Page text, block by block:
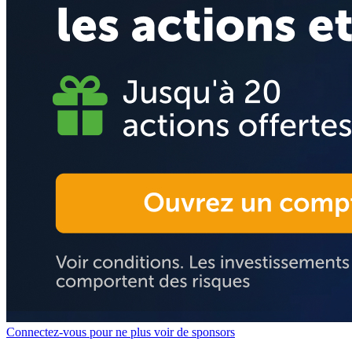
Connectez-vous pour ne plus voir de sponsors